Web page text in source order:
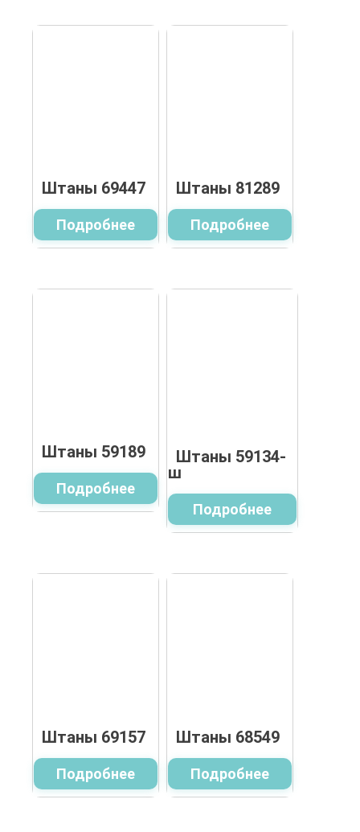
Штаны 69447
Подробнее
Штаны 81289
Подробнее
Штаны 59189
Подробнее
Штаны 59134-
ш
Подробнее
Штаны 69157
Подробнее
Штаны 68549
Подробнее